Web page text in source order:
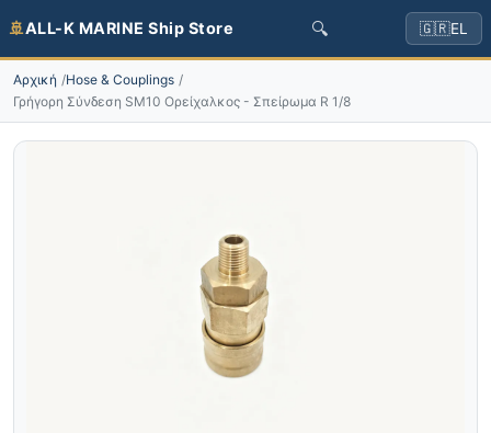
🚢ALL-K MARINE Ship Store 🔍 🇬🇷EL
Αρχική
Hose & Couplings
Γρήγορη Σύνδεση SM10 Ορείχαλκος - Σπείρωμα R 1/8